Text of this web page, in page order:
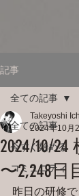
記事
全ての記事
今すぐ始める
コミュニティ
全ての記事
2024/10/
〜2,248日
Takeyoshi
2024年10月
昨日の研修